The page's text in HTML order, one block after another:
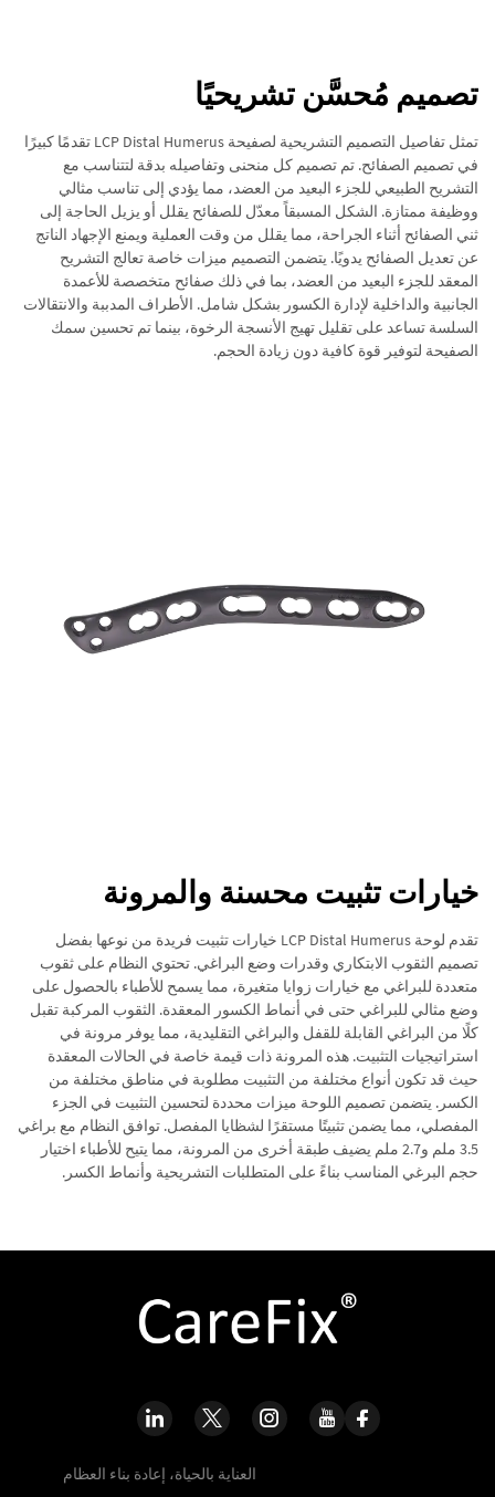
تصميم مُحسَّن تشريحيًا
تمثل تفاصيل التصميم التشريحية لصفيحة LCP Distal Humerus تقدمًا كبيرًا
في تصميم الصفائح. تم تصميم كل منحنى وتفاصيله بدقة لتتناسب مع
التشريح الطبيعي للجزء البعيد من العضد، مما يؤدي إلى تناسب مثالي
ووظيفة ممتازة. الشكل المسبقاً معدّل للصفائح يقلل أو يزيل الحاجة إلى
ثني الصفائح أثناء الجراحة، مما يقلل من وقت العملية ويمنع الإجهاد الناتج
عن تعديل الصفائح يدويًا. يتضمن التصميم ميزات خاصة تعالج التشريح
المعقد للجزء البعيد من العضد، بما في ذلك صفائح متخصصة للأعمدة
الجانبية والداخلية لإدارة الكسور بشكل شامل. الأطراف المدببة والانتقالات
السلسة تساعد على تقليل تهيج الأنسجة الرخوة، بينما تم تحسين سمك
الصفيحة لتوفير قوة كافية دون زيادة الحجم.
خيارات تثبيت محسنة والمرونة
تقدم لوحة LCP Distal Humerus خيارات تثبيت فريدة من نوعها بفضل
تصميم الثقوب الابتكاري وقدرات وضع البراغي. تحتوي النظام على ثقوب
متعددة للبراغي مع خيارات زوايا متغيرة، مما يسمح للأطباء بالحصول على
وضع مثالي للبراغي حتى في أنماط الكسور المعقدة. الثقوب المركبة تقبل
كلًا من البراغي القابلة للقفل والبراغي التقليدية، مما يوفر مرونة في
استراتيجيات التثبيت. هذه المرونة ذات قيمة خاصة في الحالات المعقدة
حيث قد تكون أنواع مختلفة من التثبيت مطلوبة في مناطق مختلفة من
الكسر. يتضمن تصميم اللوحة ميزات محددة لتحسين التثبيت في الجزء
المفصلي، مما يضمن تثبيتًا مستقرًا لشظايا المفصل. توافق النظام مع براغي
3.5 ملم و2.7 ملم يضيف طبقة أخرى من المرونة، مما يتيح للأطباء اختيار
حجم البرغي المناسب بناءً على المتطلبات التشريحية وأنماط الكسر.
العناية بالحياة، إعادة بناء العظام